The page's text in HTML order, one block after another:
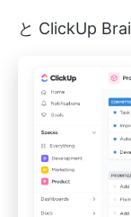
と ClickUp